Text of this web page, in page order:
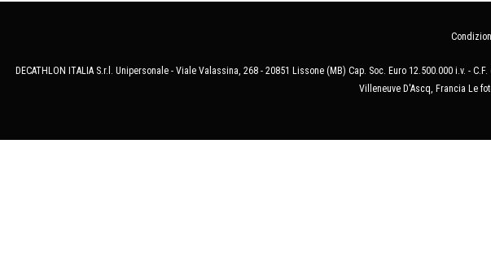
DECATHLON ITALIA S.r.l. Unipersonale - Viale Valassina, 268 - 20851 Lissone (MB) Cap. Soc. Euro 12.500.000 i.v. -
Villeneuve D'Ascq, Francia Le